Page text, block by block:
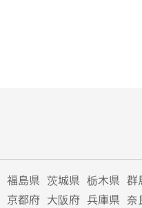
福島県 茨城県 栃木県 群
京都府 大阪府 兵庫県 奈